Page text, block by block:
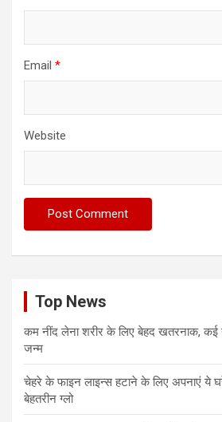
Email *
Website
Top News
कम नींद लेना शरीर के लिए बेहद खतरनाक, कई
जन्म
चेहरे के फाइन लाइन्स हटाने के लिए अपनाएं ये
बेहतरीन ग्लो